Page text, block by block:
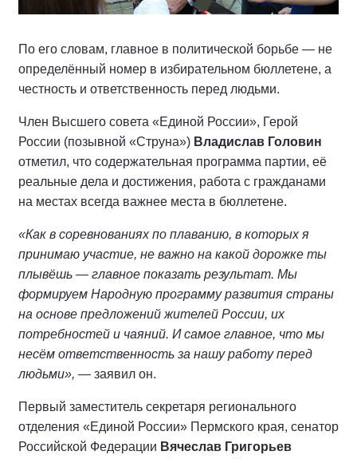
По его словам, главное в политической борьбе — не
определённый номер в избирательном бюллетене, а
честность и ответственность перед людьми.
Член Высшего совета «Единой России», Герой
России (позывной «Струна») Владислав Головин
отметил, что содержательная программа партии, её
реальные дела и достижения, работа с гражданами
на местах всегда важнее места в бюллетене.
«Как в соревнованиях по плаванию, в которых я
принимаю участие, не важно на какой дорожке ты
плывёшь — главное показать результат. Мы
формируем Народную программу развития страны
на основе предложений жителей России, их
потребностей и чаяний. И самое главное, что мы
несём ответственность за нашу работу перед
людьми», — заявил он.
Первый заместитель секретаря регионального
отделения «Единой России» Пермского края, сенатор
Российской Федерации Вячеслав Григорьев